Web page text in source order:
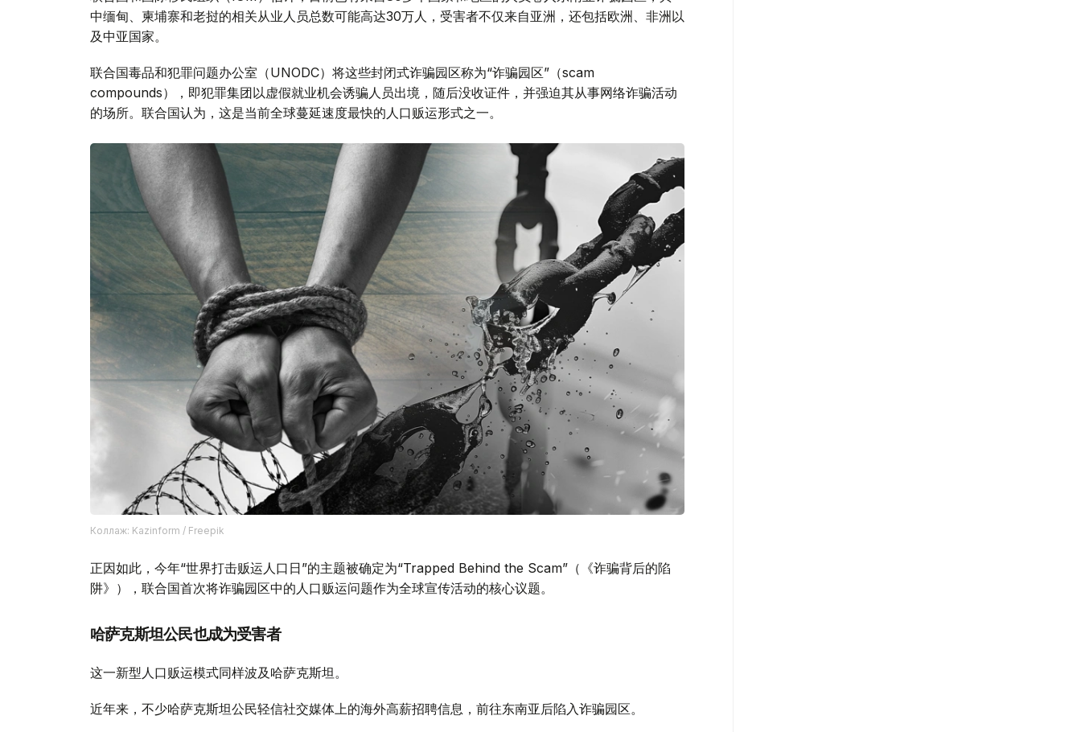
中缅甸、柬埔寨和老挝的相关从业人员总数可能高达30万人，受害者不仅来自亚洲，还包括欧洲、非洲以
及中亚国家。
联合国毒品和犯罪问题办公室（UNODC）将这些封闭式诈骗园区称为“诈骗园区”（scam
compounds），即犯罪集团以虚假就业机会诱骗人员出境，随后没收证件，并强迫其从事网络诈骗活动
的场所。联合国认为，这是当前全球蔓延速度最快的人口贩运形式之一。
Коллаж: Kazinform / Freepik
正因如此，今年“世界打击贩运人口日”的主题被确定为“Trapped Behind the Scam”（《诈骗背后的陷
阱》），联合国首次将诈骗园区中的人口贩运问题作为全球宣传活动的核心议题。
哈萨克斯坦公民也成为受害者
这一新型人口贩运模式同样波及哈萨克斯坦。
近年来，不少哈萨克斯坦公民轻信社交媒体上的海外高薪招聘信息，前往东南亚后陷入诈骗园区。